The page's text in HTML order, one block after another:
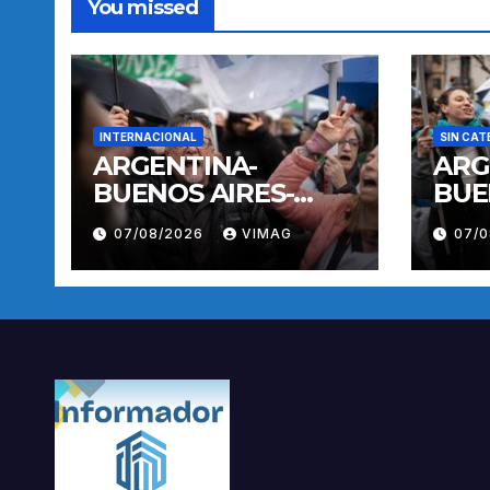
You missed
INTERNACIONAL
ARGENTINA-
BUENOS AIRES-
MANIFESTACION
07/08/2026 VIMAG
SIN
07/